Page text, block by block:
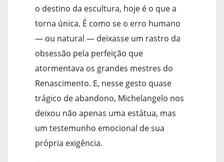
o destino da escultura, hoje é o que a
torna única. É como se o erro humano
— ou natural — deixasse um rastro da
obsessão pela perfeição que
atormentava os grandes mestres do
Renascimento. E, nesse gesto quase
trágico de abandono, Michelangelo nos
deixou não apenas uma estátua, mas
um testemunho emocional de sua
própria exigência.